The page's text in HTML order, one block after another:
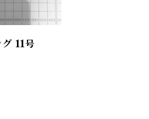
11号